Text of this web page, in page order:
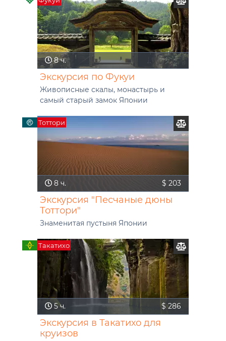
8 ч.
Экскурсия по Фукуи
Живописные скалы, монастырь и
самый старый замок Японии
Тоттори
8 ч. $ 203
Экскурсия "Песчаные дюны
Тоттори"
Знаменитая пустыня Японии
Такатихо
5 ч. $ 286
Экскурсия в Такатихо для
круизов